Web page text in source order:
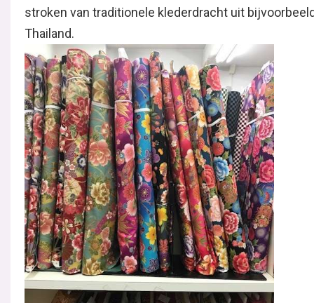
stroken van traditionele klederdracht uit
Thailand.